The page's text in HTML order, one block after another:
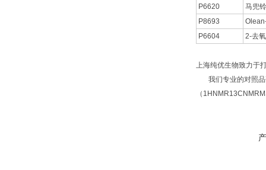
P6620
马兜
P8693
P6604
2-去
上海纯优生物致力于
我们专业的对照品
（